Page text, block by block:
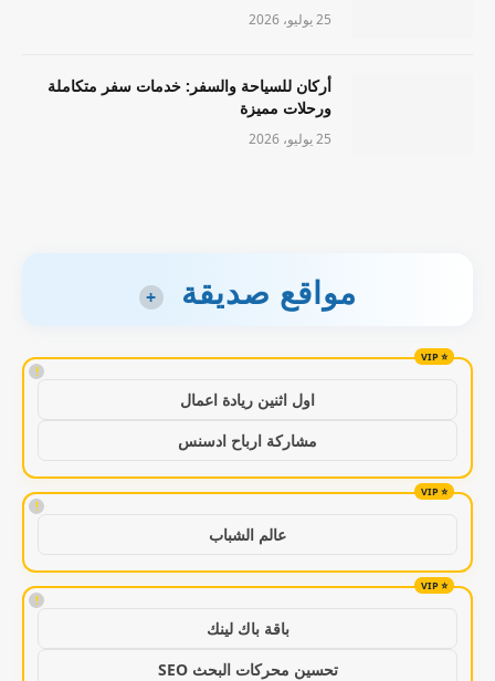
25 يوليو، 2026
أركان للسياحة والسفر: خدمات سفر متكاملة
ورحلات مميزة
25 يوليو، 2026
مواقع صديقة +
!
اول اثنين ريادة اعمال
مشاركة ارباح ادسنس
!
عالم الشباب
!
باقة باك لينك
تحسين محركات البحث SEO